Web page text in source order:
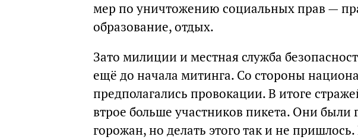
мер по уничтожению социальных прав —
образование, отдых.
Зато милиции и местная служба
ещё до начала митинга. Со стороны
предполагались провокации. В итоге
втрое больше участников пикета. Они были
горожан, но делать этого так и не